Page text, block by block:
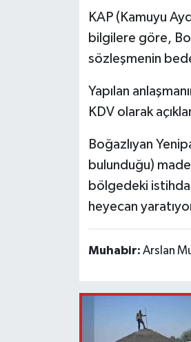
KAP (Kamuyu
bilgilere göre,
sözleşmenin
Yapılan
KDV olarak
Boğazlıyan
bulunduğu)
bölgedeki
heyecan
Muhabir: Arslan